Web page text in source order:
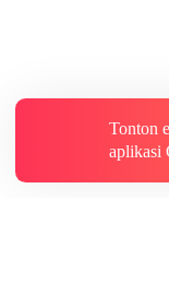
Tonton
aplikasi